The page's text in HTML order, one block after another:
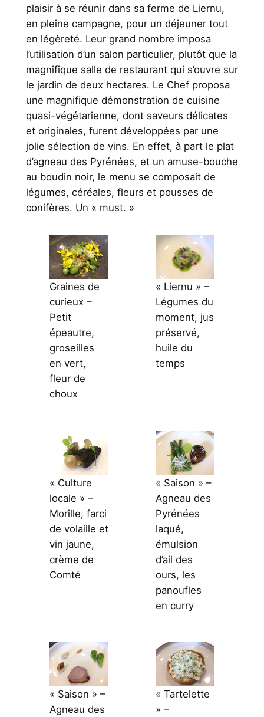
plaisir à se réunir dans sa ferme de Liernu,
en pleine campagne, pour un déjeuner tout
en légèreté. Leur grand nombre imposa
l’utilisation d’un salon particulier, plutôt que la
magnifique salle de restaurant qui s’ouvre sur
le jardin de deux hectares. Le Chef proposa
une magnifique démonstration de cuisine
quasi-végétarienne, dont saveurs délicates
et originales, furent développées par une
jolie sélection de vins. En effet, à part le plat
d’agneau des Pyrénées, et un amuse-bouche
au boudin noir, le menu se composait de
légumes, céréales, fleurs et pousses de
conifères. Un « must. »
Graines de
curieux –
Petit
épeautre,
groseilles
en vert,
fleur de
choux
« Liernu » –
Légumes du
moment, jus
préservé,
huile du
temps
« Culture
locale » –
Morille, farci
de volaille et
vin jaune,
crème de
Comté
« Saison » –
Agneau des
Pyrénées
laqué,
émulsion
d’ail des
ours, les
panoufles
en curry
« Saison » –
Agneau des
« Tartelette
» –